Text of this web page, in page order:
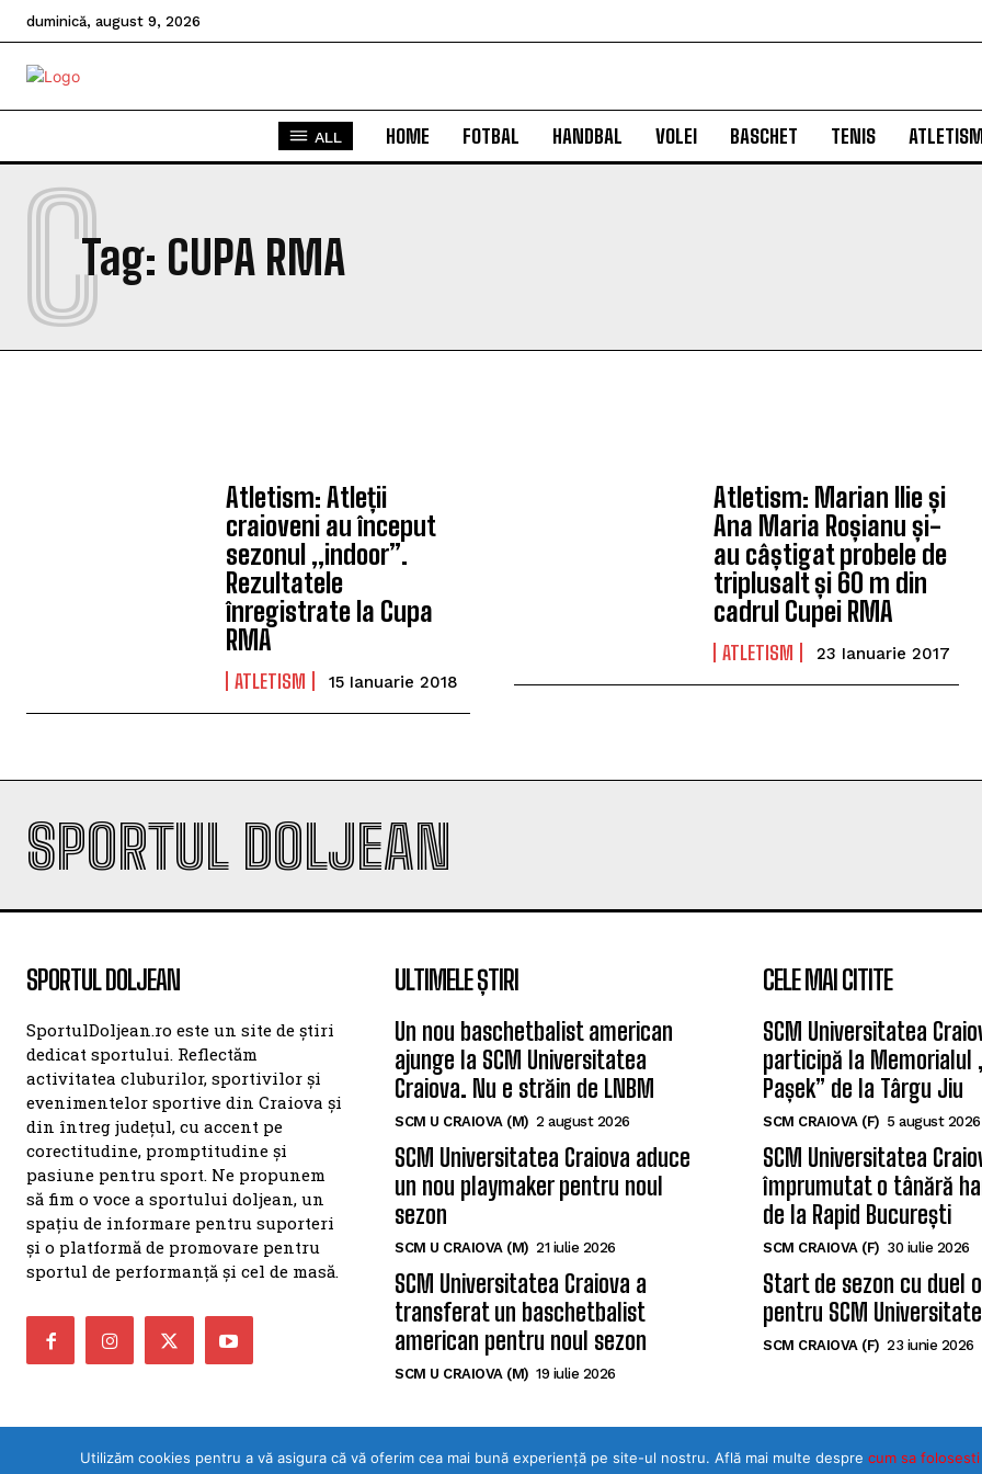
duminică, august 9, 2026
ALL HOME FOTBAL HANDBAL VOLEI BASCHET TENIS
Tag: CUPA RMA
C
Atletism: Atleții
craioveni au început
sezonul „indoor”.
Rezultatele
înregistrate la Cupa
RMA
ATLETISM 15 Ianuarie 2018
Atletism: Marian Ilie și
Ana Maria Roșianu și-
au câștigat probele de
triplusalt și 60 m din
cadrul Cupei RMA
ATLETISM 23 Ianuarie 2017
SPORTUL DOLJEAN
SPORTUL DOLJEAN
SportulDoljean.ro este un site de știri
dedicat sportului. Reflectăm
activitatea cluburilor, sportivilor și
evenimentelor sportive din Craiova și
din întreg județul, cu accent pe
corectitudine, promptitudine și
pasiune pentru sport. Ne propunem
să fim o voce a sportului doljean, un
spațiu de informare pentru suporteri
și o platformă de promovare pentru
sportul de performanță și cel de masă.
ULTIMELE ȘTIRI
Un nou baschetbalist american
ajunge la SCM Universitatea
Craiova. Nu e străin de LNBM
SCM U CRAIOVA (M) 2 august 2026
SCM Universitatea Craiova aduce
un nou playmaker pentru noul
sezon
SCM U CRAIOVA (M) 21 iulie 2026
SCM Universitatea Craiova a
transferat un baschetbalist
american pentru noul sezon
SCM U CRAIOVA (M) 19 iulie 2026
CELE MAI CITITE
SCM Universitatea
participă la Memorialul
Pașek” de la Târgu Jiu
SCM CRAIOVA (F) 5 august 2026
SCM Universitatea
împrumutat o tânără
de la Rapid București
SCM CRAIOVA (F) 30 iulie 2026
Start de sezon cu duel
pentru SCM
SCM CRAIOVA (F) 23 iunie 2026
©Toate drepturile rezervate SPORTULDOLJEAN.RO
Utilizăm cookies pentru a vă asigura că vă oferim cea mai bună experiență pe site-ul nostru. Află mai multe despre cum sa